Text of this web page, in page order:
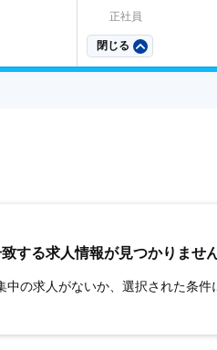
正社員
閉じる
する求人情報が見つかりませ
中の求人がないか、選択された条件